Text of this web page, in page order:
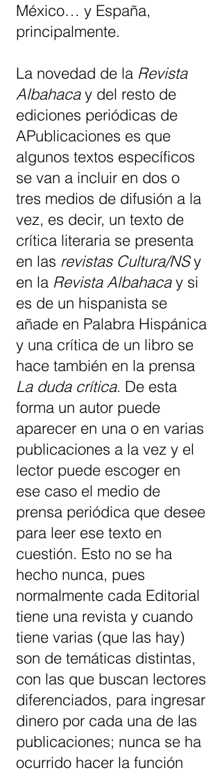
México… y España,
principalmente.
La novedad de la Revista
Albahacay del resto de
ediciones periódicas de
APublicaciones es que
algunos textos específicos
se van a incluir en dos o
tres medios de difusión a la
vez, es decir, un texto de
crítica literaria se presenta
en las revistas Cultura/NSy
en la Revista Albahacay si
es de un hispanista se
añade en Palabra Hispánica
y una crítica de un libro se
hace también en la prensa
La duda crítica. De esta
forma un autor puede
aparecer en una o en varias
publicaciones a la vez y el
lector puede escoger en
ese caso el medio de
prensa periódica que desee
para leer ese texto en
cuestión. Esto no se ha
hecho nunca, pues
normalmente cada Editorial
tiene una revista y cuando
tiene varias (que las hay)
son de temáticas distintas,
con las que buscan lectores
diferenciados, para ingresar
dinero por cada una de las
publicaciones; nunca se ha
ocurrido hacer la función